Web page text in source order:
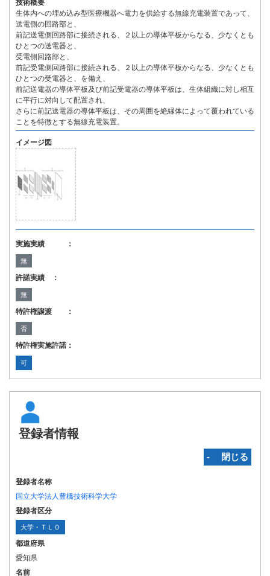
技術概要
生体内への埋め込み型医療機器へ電力を供給する無線充電装置であって、
送電側の回路部と、
前記送電側回路部に接続される、２以上の導体平板からなる、少なくとも
ひとつの送電器と、
受電側回路部と、
前記受電側回路部に接続される、２以上の導体平板からなる、少なくとも
ひとつの受電器と、を備え、
前記送電器の導体平板及び前記受電器の導体平板は、生体組織に対し相互
に平行に対向して配置され、
さらに前記送電器の導体平板は、その周囲を絶縁体によって覆われている
ことを特徴とする無線充電装置。
イメージ図
実施実績 ：
無
許諾実績 ：
無
特許権譲渡 ：
否
特許権実施許諾：
可
登録者情報
‐ 閉じる
登録者名称
国立大学法人豊橋技術科学大学
登録者区分
大学・ＴＬＯ
都道府県
愛知県
名前